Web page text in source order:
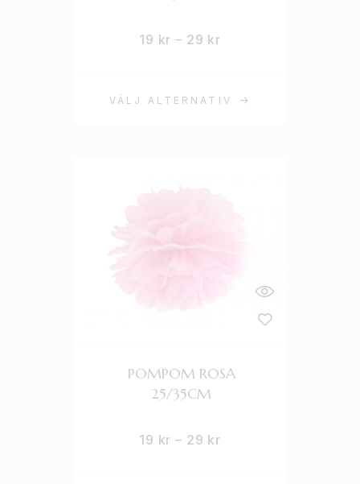
VÄLJ ALTERNATIV
19 kr – 29 kr
POMPOM ROSA
25/35CM
19 kr – 29 kr